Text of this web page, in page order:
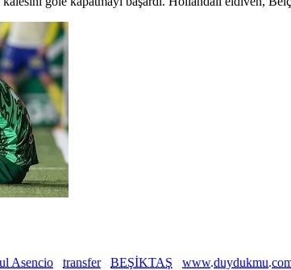
Asencio transfer BEŞİKTAŞ